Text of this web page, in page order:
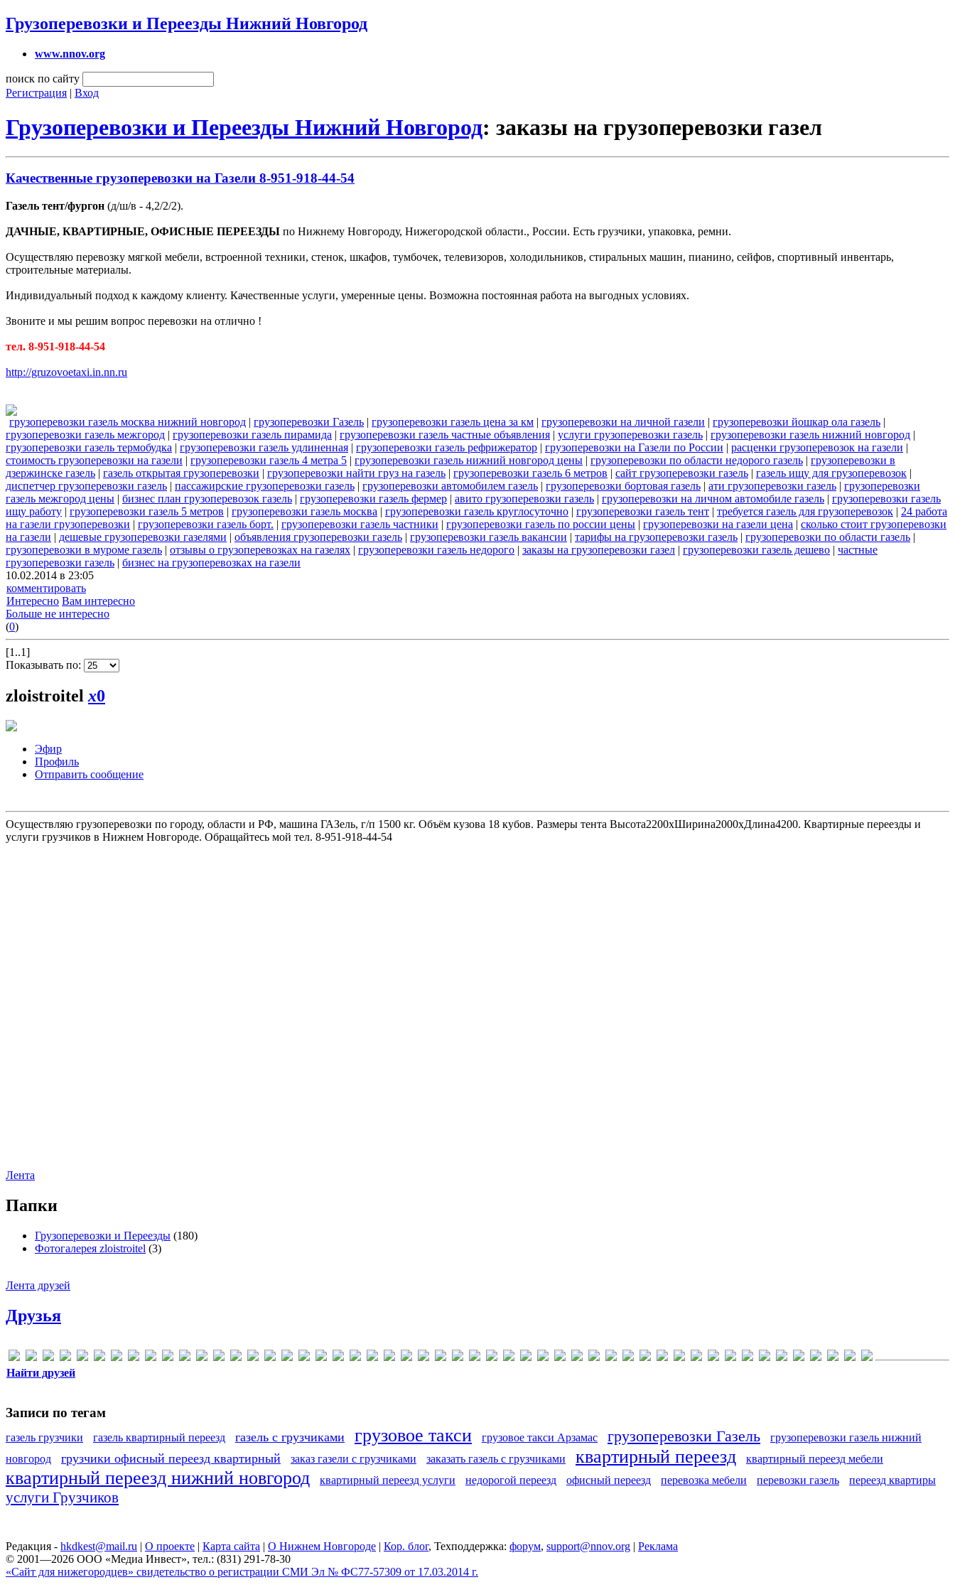
Грузоперевозки и Переезды Нижний Новгород
www.nnov.org
поиск по сайту
Регистрация | Вход
Грузоперевозки и Переезды Нижний Новгород: заказы на грузоперевозки газел
Качественные грузоперевозки на Газели 8-951-918-44-54
Газель тент/фургон (д/ш/в - 4,2/2/2).
ДАЧНЫЕ, КВАРТИРНЫЕ, ОФИСНЫЕ ПЕРЕЕЗДЫ по Нижнему Новгороду, Нижегородской области., России. Есть грузчики, упаковка, ремни.
Осуществляю перевозку мягкой мебели, встроенной техники, стенок, шкафов, тумбочек, телевизоров, холодильников, стиральных машин, пианино, сейфов, спортивный инвентарь,
строительные материалы.
Индивидуальный подход к каждому клиенту. Качественные услуги, умеренные цены. Возможна постоянная работа на выгодных условиях.
Звоните и мы решим вопрос перевозки на отлично !
тел. 8-951-918-44-54
http://gruzovoetaxi.in.nn.ru
грузоперевозки газель москва нижний новгород | грузоперевозки Газель | грузоперевозки газель цена за км | грузоперевозки на личной газели | грузоперевозки йошкар ола газель |
грузоперевозки газель межгород | грузоперевозки газель пирамида | грузоперевозки газель частные объявления | услуги грузоперевозки газель | грузоперевозки газель нижний новгород |
грузоперевозки газель термобудка | грузоперевозки газель удлиненная | грузоперевозки газель рефрижератор | грузоперевозки на Газели по России | расценки грузоперевозок на газели |
стоимость грузоперевозки на газели | грузоперевозки газель 4 метра 5 | грузоперевозки газель нижний новгород цены | грузоперевозки по области недорого газель | грузоперевозки в
дзержинске газель | газель открытая грузоперевозки | грузоперевозки найти груз на газель | грузоперевозки газель 6 метров | сайт грузоперевозки газель | газель ищу для грузоперевозок |
диспетчер грузоперевозки газель | пассажирские грузоперевозки газель | грузоперевозки автомобилем газель | грузоперевозки бортовая газель | ати грузоперевозки газель | грузоперевозки
газель межгород цены | бизнес план грузоперевозок газель | грузоперевозки газель фермер | авито грузоперевозки газель | грузоперевозки на личном автомобиле газель | грузоперевозки газель
ищу работу | грузоперевозки газель 5 метров | грузоперевозки газель москва | грузоперевозки газель круглосуточно | грузоперевозки газель тент | требуется газель для грузоперевозок | 24 работа
на газели грузоперевозки | грузоперевозки газель борт. | грузоперевозки газель частники | грузоперевозки газель по россии цены | грузоперевозки на газели цена | сколько стоит грузоперевозки
на газели | дешевые грузоперевозки газелями | объявления грузоперевозки газель | грузоперевозки газель вакансии | тарифы на грузоперевозки газель | грузоперевозки по области газель |
грузоперевозки в муроме газель | отзывы о грузоперевозках на газелях | грузоперевозки газель недорого | заказы на грузоперевозки газел | грузоперевозки газель дешево | частные
грузоперевозки газель | бизнес на грузоперевозках на газели
10.02.2014 в 23:05
комментировать
Интересно Вам интересно
Больше не интересно
(0)
[1..1]
Показывать по:
zloistroitel x0
Эфир
Профиль
Отправить сообщение
Осуществляю грузоперевозки по городу, области и РФ, машина ГАЗель, г/п 1500 кг. Объём кузова 18 кубов. Размеры тента Высота2200хШирина2000хДлина4200. Квартирные переезды и
услуги грузчиков в Нижнем Новгороде. Обращайтесь мой тел. 8-951-918-44-54
Лента
Папки
Грузоперевозки и Переезды (180)
Фотогалерея zloistroitel (3)
Лента друзей
Друзья
Найти друзей
Записи по тегам
газель грузчики газель квартирный переезд газель с грузчиками грузовое такси грузовое такси Арзамас грузоперевозки Газель
грузоперевозки газель нижний
новгород
грузчики офисный переезд квартирный заказ газели с грузчиками заказать газель с грузчиками квартирный переезд квартирный переезд мебели
квартирный переезд нижний новгород квартирный переезд услуги недорогой переезд офисный переезд перевозка мебели перевозки газель переезд квартиры
услуги Грузчиков
Редакция - hkdkest@mail.ru | О проекте | Карта сайта | О Нижнем Новгороде | Кор. блог, Техподдержка: форум, support@nnov.org | Реклама
© 2001—2026 ООО «Медиа Инвест», тел.: (831) 291-78-30
«Сайт для нижегородцев» свидетельство о регистрации СМИ Эл № ФС77-57309 от 17.03.2014 г.